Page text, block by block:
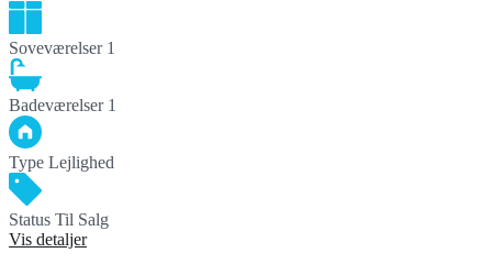
Soveværelser 1
Badeværelser 1
Type Lejlighed
Status Til Salg
Vis detaljer